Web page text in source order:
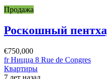
Продажа
Роскошный
€750,000
fr Ницца 8 Rue de Congres
Квартиры
7 лет назад